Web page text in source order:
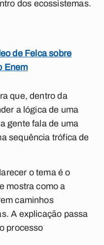
dos ecossistemas.
de Felca sobre
Enem
que, dentro da
a lógica de uma
gente fala de uma
sequência trófica de
o tema é o
mostra como a
caminhos
A explicação passa
processo